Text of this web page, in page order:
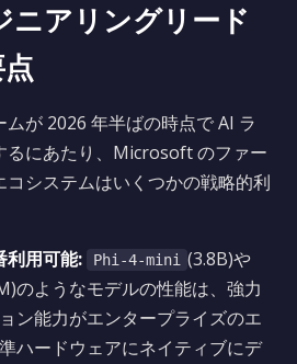
ニアリングリード
が 2026 年半ばの時点で AI ラ
るにあたり、Microsoft のファー
システムはいくつかの戦略的利
利用可能:
Phi-4-mini (3.8B)や
のようなモデルの性能は、強力
ン能力がエンタープライズのエ
ハードウェアにネイティブにデ